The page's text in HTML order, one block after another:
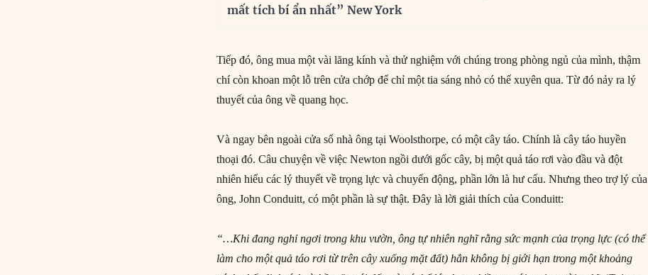
mất tích bí ẩn nhất” New York
Tiếp đó, ông mua một vài lăng kính và thử nghiệm với chúng trong phòng ngủ của mình, thậm
chí còn khoan một lỗ trên cửa chớp để chỉ một tia sáng nhỏ có thể xuyên qua. Từ đó nảy ra lý
thuyết của ông về quang học.
Và ngay bên ngoài cửa sổ nhà ông tại Woolsthorpe, có một cây táo. Chính là cây táo huyền
thoại đó. Câu chuyện về việc Newton ngồi dưới gốc cây, bị một quả táo rơi vào đầu và đột
nhiên hiểu các lý thuyết về trọng lực và chuyển động, phần lớn là hư cấu. Nhưng theo trợ lý của
ông, John Conduitt, có một phần là sự thật. Đây là lời giải thích của Conduitt:
“…Khi đang nghỉ ngơi trong khu vườn, ông tự nhiên nghĩ rằng sức mạnh của trọng lực (có thể
làm cho một quả táo rơi từ trên cây xuống mặt đất) hẳn không bị giới hạn trong một khoảng